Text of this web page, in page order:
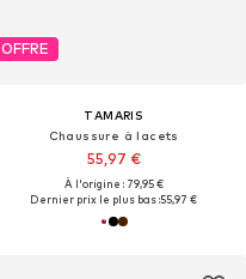
OFFRE
TAMARIS
Chaussure à lacets
55,97 €
À l'origine : 79,95 €
Dernier prix le plus bas :55,97 €